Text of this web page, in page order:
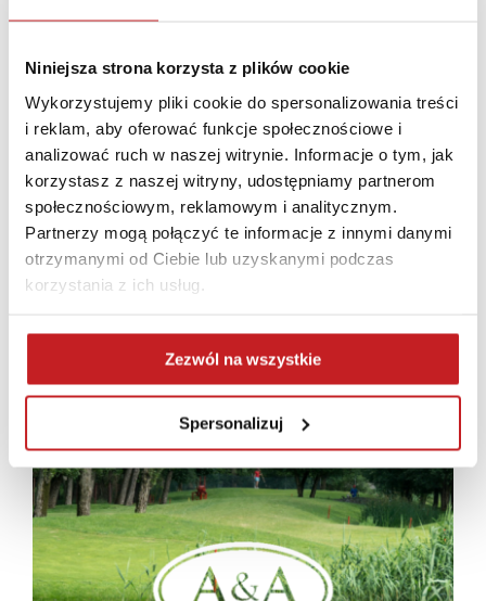
Niniejsza strona korzysta z plików cookie
Wykorzystujemy pliki cookie do spersonalizowania treści
i reklam, aby oferować funkcje społecznościowe i
analizować ruch w naszej witrynie. Informacje o tym, jak
korzystasz z naszej witryny, udostępniamy partnerom
społecznościowym, reklamowym i analitycznym.
Partnerzy mogą połączyć te informacje z innymi danymi
otrzymanymi od Ciebie lub uzyskanymi podczas
korzystania z ich usług.
Zezwól na wszystkie
Spersonalizuj